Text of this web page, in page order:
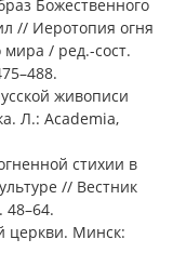
Божественного
// Иеротопия огня
мира / ред.-сост.
живописи
Л.: Academia,
стихии в
// Вестник
48–64.
церкви. Минск: